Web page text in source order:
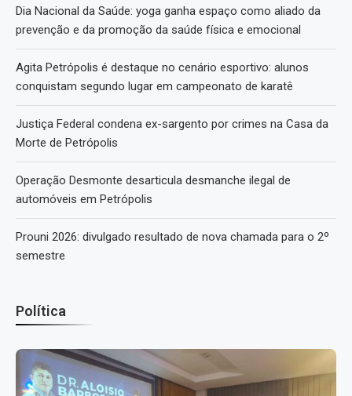
Dia Nacional da Saúde: yoga ganha espaço como aliado da
prevenção e da promoção da saúde física e emocional
Agita Petrópolis é destaque no cenário esportivo: alunos
conquistam segundo lugar em campeonato de karatê
Justiça Federal condena ex-sargento por crimes na Casa da
Morte de Petrópolis
Operação Desmonte desarticula desmanche ilegal de
automóveis em Petrópolis
Prouni 2026: divulgado resultado de nova chamada para o 2º
semestre
Política